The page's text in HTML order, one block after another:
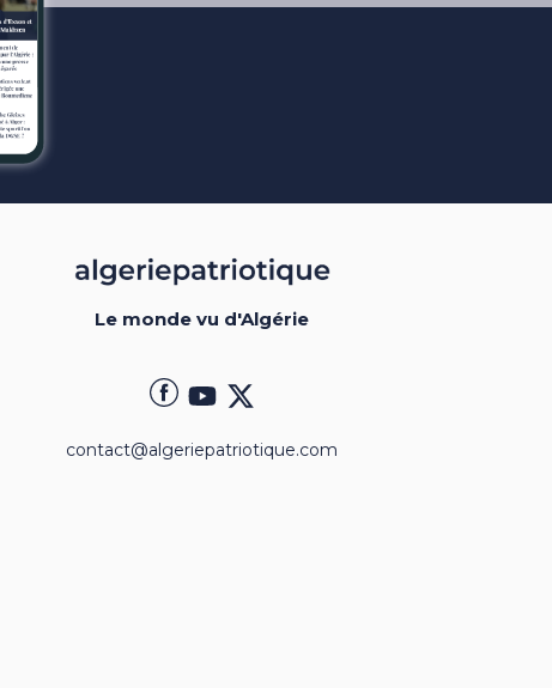
Le monde vu d'Algérie
contact@algeriepatriotique.com